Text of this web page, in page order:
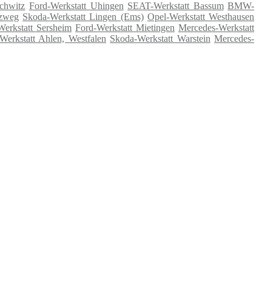
Ford-Werkstatt Uhingen SEAT-Werkstatt Bassum BMW-
Skoda-Werkstatt Lingen (Ems) Opel-Werkstatt Westhausen
Sersheim Ford-Werkstatt Mietingen Mercedes-Werkstatt
Ahlen, Westfalen Skoda-Werkstatt Warstein Mercedes-